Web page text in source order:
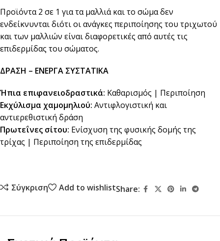
Προϊόντα 2 σε 1 για τα μαλλιά και το σώμα δεν
ενδείκνυνται διότι οι ανάγκες περιποίησης του τριχωτού
και των μαλλιών είναι διαφορετικές από αυτές τις
επιδερμίδας του σώματος.
ΔΡΑΣΗ – ΕΝΕΡΓΑ ΣΥΣΤΑΤΙΚΑ
Ήπια επιφανειοδραστικά: Καθαρισμός | Περιποίηση
Εκχύλισμα χαμομηλιού: Αντιφλογιστική και
αντιερεθιστική δράση
Πρωτεΐνες σίτου: Ενίσχυση της φυσικής δομής της
τρίχας | Περιποίηση της επιδερμίδας
Σύγκριση Add to wishlistShare: